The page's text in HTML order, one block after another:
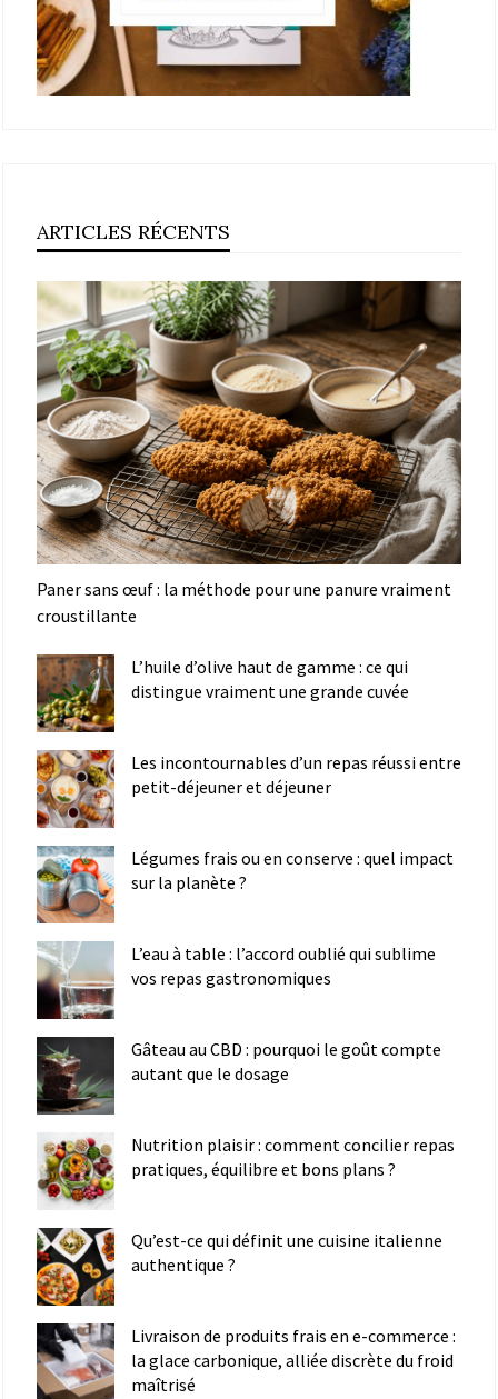
ARTICLES RÉCENTS
Paner sans œuf : la méthode pour une panure vraiment
croustillante
L’huile d’olive haut de gamme : ce qui
distingue vraiment une grande cuvée
Les incontournables d’un repas réussi entre
petit-déjeuner et déjeuner
Légumes frais ou en conserve : quel impact
sur la planète ?
L’eau à table : l’accord oublié qui sublime
vos repas gastronomiques
Gâteau au CBD : pourquoi le goût compte
autant que le dosage
Nutrition plaisir : comment concilier repas
pratiques, équilibre et bons plans ?
Qu’est-ce qui définit une cuisine italienne
authentique ?
Livraison de produits frais en e-commerce :
la glace carbonique, alliée discrète du froid
maîtrisé